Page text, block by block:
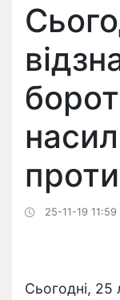
25-11-19 11:59
Сьогодні, 25